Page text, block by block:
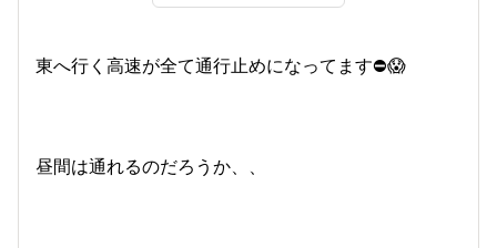
東へ行く高速が全て通行止めになってます⛔😱
昼間は通れるのだろうか、、